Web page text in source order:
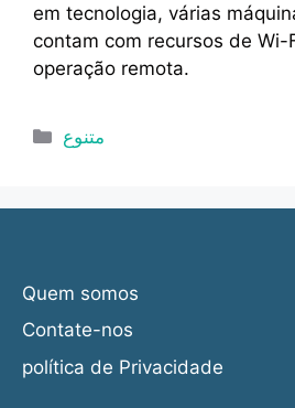
em tecnologia, várias
contam com recursos de Wi-
operação remota.
Categorias
متنوع
Quem somos
Contate-nos
política de Privacidade